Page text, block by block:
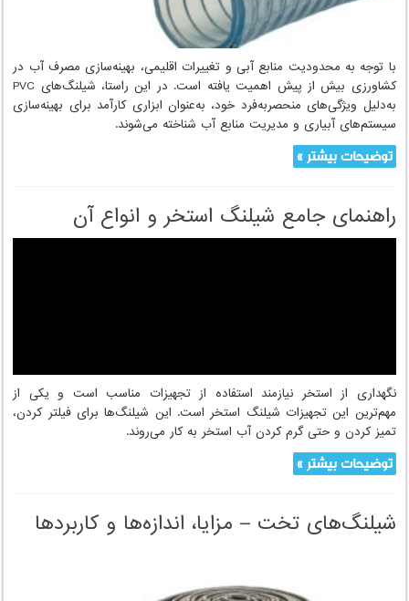
با توجه به محدودیت منابع آبی و تغییرات اقلیمی، بهینه‌سازی مصرف آب در
به‌دلیل ویژگی‌های منحصربه‌فرد خود، به‌عنوان ابزاری کارآمد برای بهینه‌سازی
توضیحات بیشتر »
نگهداری از استخر نیازمند استفاده از تجهیزات مناسب است و یکی از